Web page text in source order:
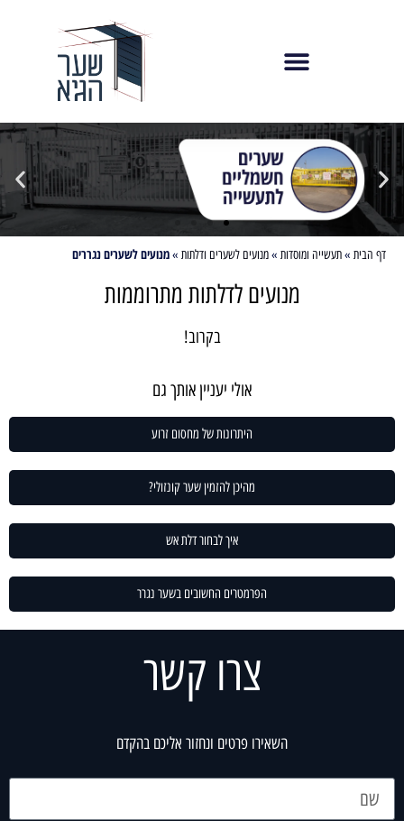
דף הבית »תעשייה ומוסדות »מנועים לשערים ודלתות »מנועים לשערים נגררים
מנועים לדלתות מתרוממות
בקרוב!
אולי יעניין אותך גם
היתרונות של מחסום זרוע
מהיכן להזמין שער קונזולי?
איך לבחור דלת אש
הפרמטרים החשובים בשער נגרר
צרו קשר
השאירו פרטים ונחזור אליכם בהקדם